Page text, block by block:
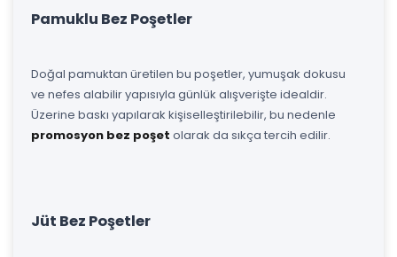
Pamuklu Bez Poşetler
Doğal pamuktan üretilen bu poşetler, yumuşak dokusu
ve nefes alabilir yapısıyla günlük alışverişte idealdir.
Üzerine baskı yapılarak kişiselleştirilebilir, bu nedenle
promosyon bez poşet olarak da sıkça tercih edilir.
Jüt Bez Poşetler